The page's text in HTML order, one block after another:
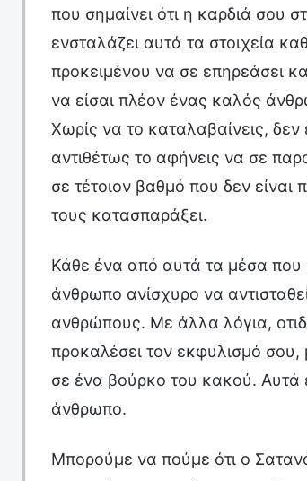
που σημαίνει ότι η καρδιά σου
ενσταλάζει αυτά τα στοιχεία
προκειμένου να σε επηρεάσει
να είσαι πλέον ένας καλός
Χωρίς να το καταλαβαίνεις,
αντιθέτως το αφήνεις να σε
σε τέτοιον βαθμό που δεν είναι
τους κατασπαράξει.
Κάθε ένα από αυτά τα μέσα που
άνθρωπο ανίσχυρο να
ανθρώπους. Με άλλα λόγια,
προκαλέσει τον εκφυλισμό σου,
σε ένα βούρκο του κακού. Αυτά
άνθρωπο.
Μπορούμε να πούμε ότι ο